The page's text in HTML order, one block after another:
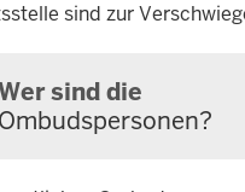
sind zur
sind die
Ombudspersonen?